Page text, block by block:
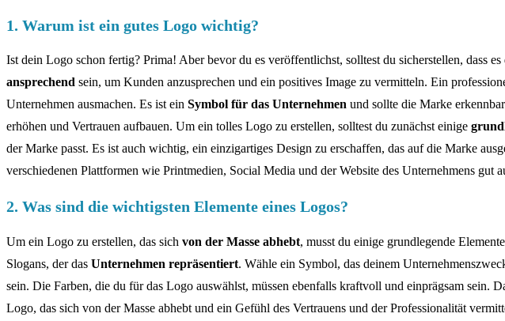
1. Warum ist ein gutes Logo wichtig?
Ist dein Logo schon fertig? Prima! Aber bevor du es veröffentlichst, solltest du sicherstellen, dass
ansprechend sein, um Kunden anzusprechen und ein positives Image zu vermitteln. Ein
Unternehmen ausmachen. Es ist ein Symbol für das Unternehmen und sollte die Marke
erhöhen und Vertrauen aufbauen. Um ein tolles Logo zu erstellen, solltest du zunächst einige
der Marke passt. Es ist auch wichtig, ein einzigartiges Design zu erschaffen, das auf die Marke
verschiedenen Plattformen wie Printmedien, Social Media und der Website des Unternehmens gut
2. Was sind die wichtigsten Elemente eines Logos?
Um ein Logo zu erstellen, das sich von der Masse abhebt, musst du einige grundlegende
Slogans, der das Unternehmen repräsentiert. Wähle ein Symbol, das deinem
sein. Die Farben, die du für das Logo auswählst, müssen ebenfalls kraftvoll und einprägsam sein.
Logo, das sich von der Masse abhebt und ein Gefühl des Vertrauens und der Professionalität